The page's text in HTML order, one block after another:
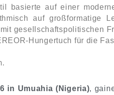
basierte auf einer
auf großformatige
gesellschaftspolitischen
Hungertuch für die
in Umuahia (Nigeria),